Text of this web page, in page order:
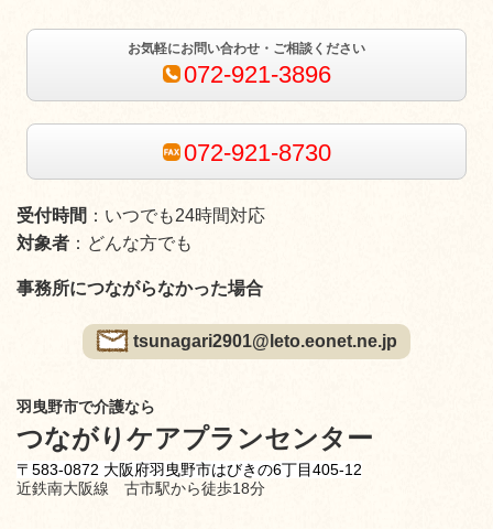
お気軽にお問い合わせ・ご相談ください
072-921-3896
072-921-8730
受付時間 ：いつでも24時間対応
対象者 ：どんな方でも
事務所につながらなかった場合
tsunagari2901@leto.eonet.ne.jp
羽曳野市で介護なら
つながりケアプランセンター
〒583-0872 大阪府羽曳野市はびきの6丁目405-12
近鉄南大阪線 古市駅から徒歩18分